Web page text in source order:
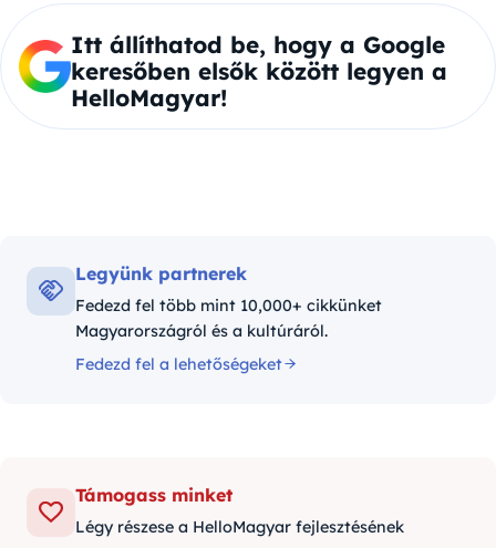
Itt állíthatod be, hogy a Google
keresőben elsők között legyen a
HelloMagyar!
Legyünk partnerek
Fedezd fel több mint 10,000+ cikkünket
Magyarországról és a kultúráról.
Fedezd fel a lehetőségeket
Támogass minket
Légy részese a HelloMagyar fejlesztésének